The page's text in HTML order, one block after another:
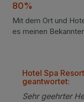
80%
Mit dem Ort und
es meinen
Hotel Spa
geantwortet:
Sehr geehrter